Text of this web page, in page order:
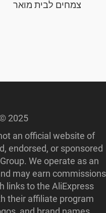
צמחים לבית מואר
2025
an official website of
endorsed, or sponsored
We operate as an
may earn commissions
links to the AliExpress
their affiliate program